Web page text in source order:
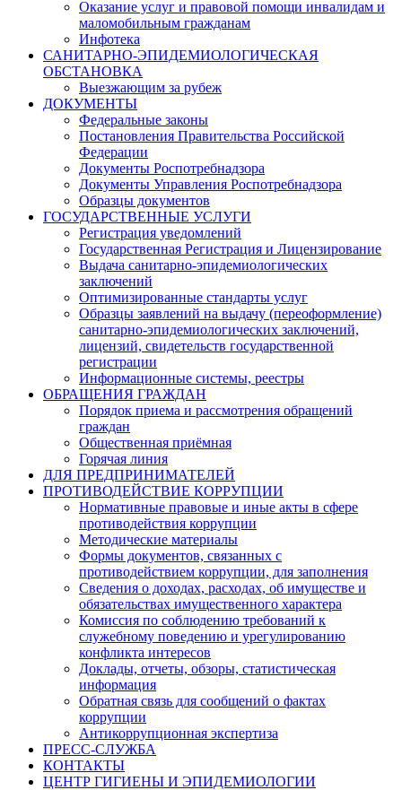
Оказание услуг и правовой помощи инвалидам и
маломобильным гражданам
Инфотека
САНИТАРНО-ЭПИДЕМИОЛОГИЧЕСКАЯ
ОБСТАНОВКА
Выезжающим за рубеж
ДОКУМЕНТЫ
Федеральные законы
Постановления Правительства Российской
Федерации
Документы Роспотребнадзора
Документы Управления Роспотребнадзора
Образцы документов
ГОСУДАРСТВЕННЫЕ УСЛУГИ
Регистрация уведомлений
Государственная Регистрация и Лицензирование
Выдача санитарно-эпидемиологических
заключений
Оптимизированные стандарты услуг
Образцы заявлений на выдачу (переоформление)
санитарно-эпидемиологических заключений,
лицензий, свидетельств государственной
регистрации
Информационные системы, реестры
ОБРАЩЕНИЯ ГРАЖДАН
Порядок приема и рассмотрения обращений
граждан
Общественная приёмная
Горячая линия
ДЛЯ ПРЕДПРИНИМАТЕЛЕЙ
ПРОТИВОДЕЙСТВИЕ КОРРУПЦИИ
Нормативные правовые и иные акты в сфере
противодействия коррупции
Методические материалы
Формы документов, связанных с
противодействием коррупции, для заполнения
Сведения о доходах, расходах, об имуществе и
обязательствах имущественного характера
Комиссия по соблюдению требований к
служебному поведению и урегулированию
конфликта интересов
Доклады, отчеты, обзоры, статистическая
информация
Обратная связь для сообщений о фактах
коррупции
Антикоррупционная экспертиза
ПРЕСС-СЛУЖБА
КОНТАКТЫ
ЦЕНТР ГИГИЕНЫ И ЭПИДЕМИОЛОГИИ